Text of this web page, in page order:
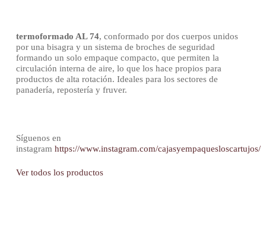
termoformado AL 74, conformado por dos cuerpos unidos
por una bisagra y un sistema de broches de seguridad
formando un solo empaque compacto, que permiten la
circulación interna de aire, lo que los hace propios para
productos de alta rotación. Ideales para los sectores de
panadería, repostería y fruver.
Síguenos en
instagram https://www.instagram.com/cajasyempaquesloscartujos/
Ver todos los productos